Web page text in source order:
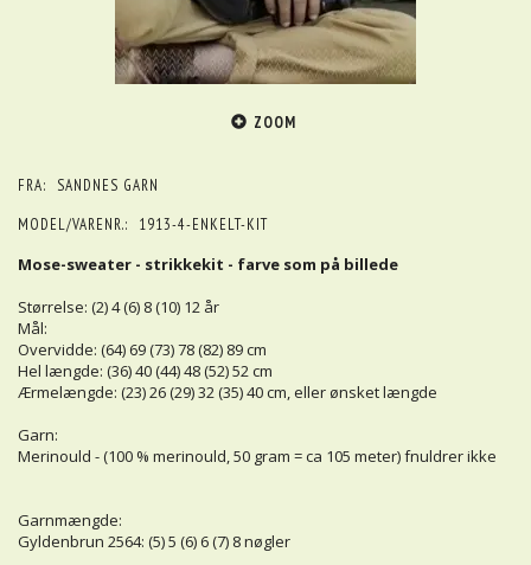
ZOOM
FRA:
SANDNES GARN
MODEL/VARENR.:
1913-4-ENKELT-KIT
Mose-sweater - strikkekit - farve som på billede
Størrelse: (2) 4 (6) 8 (10) 12 år
Mål:
Overvidde: (64) 69 (73) 78 (82) 89 cm
Hel længde: (36) 40 (44) 48 (52) 52 cm
Ærmelængde: (23) 26 (29) 32 (35) 40 cm, eller ønsket længde
Garn:
Merinould - (100 % merinould, 50 gram = ca 105 meter) fnuldrer ikke
Garnmængde:
Gyldenbrun 2564: (5) 5 (6) 6 (7) 8 nøgler